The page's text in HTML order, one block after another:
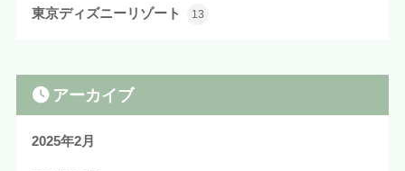
東京ディズニーリゾート 13
アーカイブ
2025年2月